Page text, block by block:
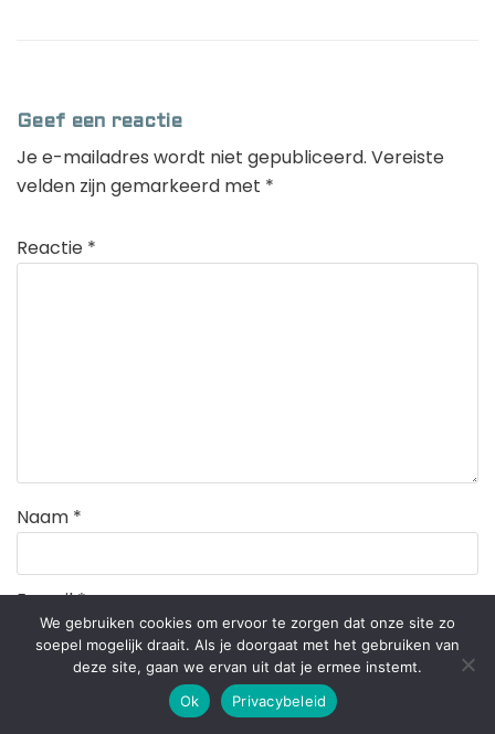
Geef een reactie
Je e-mailadres wordt niet gepubliceerd. Vereiste
velden zijn gemarkeerd met *
Reactie *
Naam *
E-mail*
We gebruiken cookies om ervoor te zorgen dat onze site zo
soepel mogelijk draait. Als je doorgaat met het gebruiken van
deze site, gaan we ervan uit dat je ermee instemt.
Ok
Privacybeleid